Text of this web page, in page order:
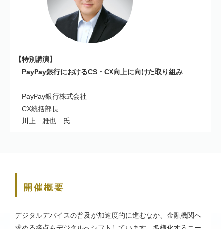
【特別講演】
PayPay銀行におけるCS・CX向上に向けた取り組み
PayPay銀行株式会社
CX統括部長
川上 雅也 氏
開催概要
デジタルデバイスの普及が加速度的に進むなか、金融機関へ